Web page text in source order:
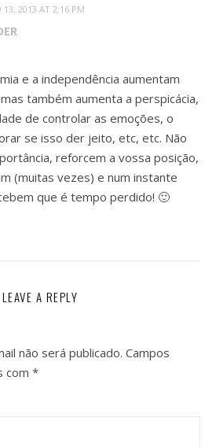
13, 2013 AT 2:16 PM
e a independência aumentam
também aumenta a perspicácia,
de controlar as emoções, o
se isso der jeito, etc, etc. Não
reforcem a vossa posição,
(muitas vezes) e num instante
que é tempo perdido! 🙂
LEAVE A REPLY
não será publicado. Campos
com *